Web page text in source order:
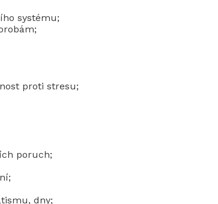
systému;
proti stresu;
poruch;
dny;